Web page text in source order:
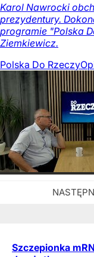
Karol Nawrocki
prezydentury.
programie "Polska
Ziemkiewicz.
Polska Do Rzeczy
Szczepionka